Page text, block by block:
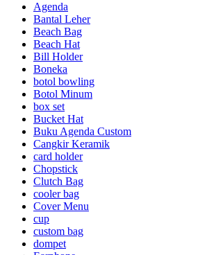
Agenda
Bantal Leher
Beach Bag
Beach Hat
Bill Holder
Boneka
botol bowling
Botol Minum
box set
Bucket Hat
Buku Agenda Custom
Cangkir Keramik
card holder
Chopstick
Clutch Bag
cooler bag
Cover Menu
cup
custom bag
dompet